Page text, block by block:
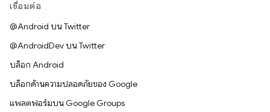
เชื่อมต่อ
@Android บน Twitter
@AndroidDev บน Twitter
บล็อก Android
บล็อกด้านความปลอดภัยของ Google
แพลตฟอร์มบน Google Groups